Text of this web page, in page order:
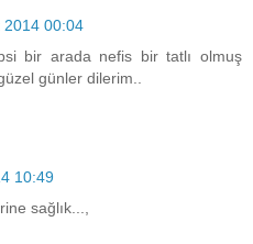
2014 00:04
bir arada nefis bir tatlı olmuş
günler dilerim..
10:49
sağlık...,